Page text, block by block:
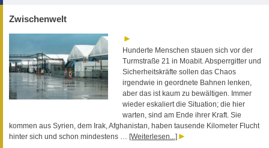
Zwischenwelt
Hunderte Menschen stauen sich vor der
Turmstraße 21 in Moabit. Absperrgitter und
Sicherheitskräfte sollen das Chaos
irgendwie in geordnete Bahnen lenken,
aber das ist kaum zu bewältigen. Immer
wieder eskaliert die Situation; die hier
warten, sind am Ende ihrer Kraft. Sie
kommen aus Syrien, dem Irak, Afghanistan, haben tausende Kilometer Flucht
hinter sich und schon mindestens … [Weiterlesen...]